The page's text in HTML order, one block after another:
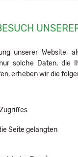
unserer Website,
solche Daten, die
erheben wir die
Seite gelangten